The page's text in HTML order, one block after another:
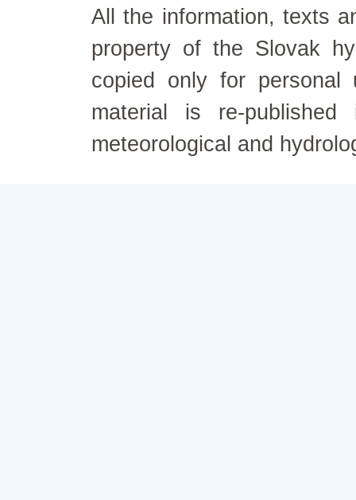
All the information, texts
property of the Slovak
copied only for personal
material is re-
meteorological and